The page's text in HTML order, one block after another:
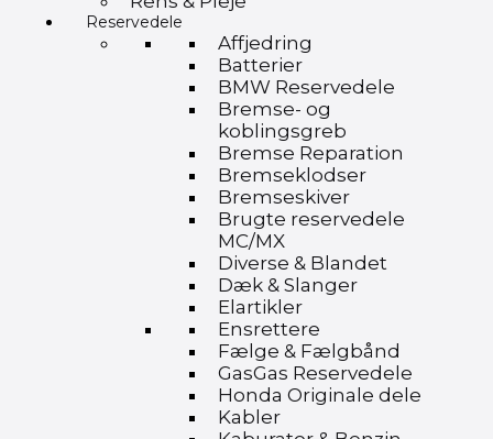
Reservedele
Affjedring
Batterier
BMW Reservedele
Bremse- og
koblingsgreb
Bremse Reparation
Bremseklodser
Bremseskiver
Brugte reservedele
MC/MX
Diverse & Blandet
Dæk & Slanger
Elartikler
Ensrettere
Fælge & Fælgbånd
GasGas Reservedele
Honda Originale dele
Kabler